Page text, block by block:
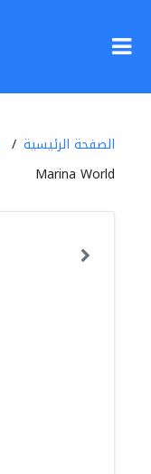
الصفحة الرئيسية
Marina World